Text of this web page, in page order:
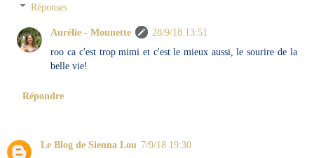
Réponses
Aurélie - Mounette
28/9/18 13:51
roo ca c'est trop mimi et c'est le mieux aussi, le sourire de la
belle vie!
Répondre
Le Blog de Sienna Lou 7/9/18 19:30